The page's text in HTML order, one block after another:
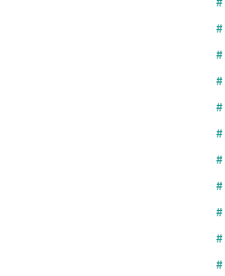
#
#
#
#
#
#
#
#
#
#